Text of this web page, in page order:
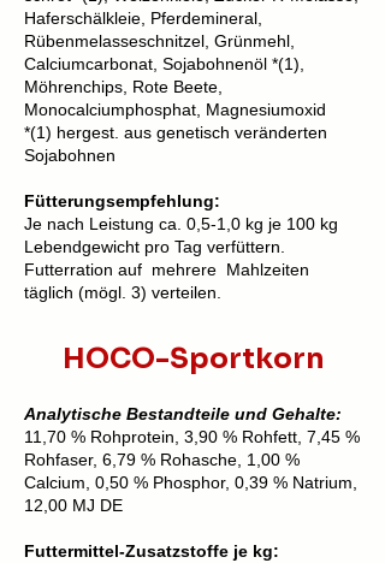
Haferschälkleie, Pferdemineral,
Rübenmelasseschnitzel, Grünmehl,
Calciumcarbonat, Sojabohnenöl *(1),
Möhrenchips, Rote Beete,
Monocalciumphosphat, Magnesiumoxid
*(1) hergest. aus genetisch veränderten
Sojabohnen
Fütterungsempfehlung:
Je nach Leistung ca. 0,5-1,0 kg je 100 kg
Lebendgewicht pro Tag verfüttern.
Futterration auf mehrere Mahlzeiten
täglich (mögl. 3) verteilen.
HOCO-Sportkorn
Analytische Bestandteile und Gehalte:
11,70 % Rohprotein, 3,90 % Rohfett, 7,45 %
Rohfaser, 6,79 % Rohasche, 1,00 %
Calcium, 0,50 % Phosphor, 0,39 % Natrium,
12,00 MJ DE
Futtermittel-Zusatzstoffe je kg: